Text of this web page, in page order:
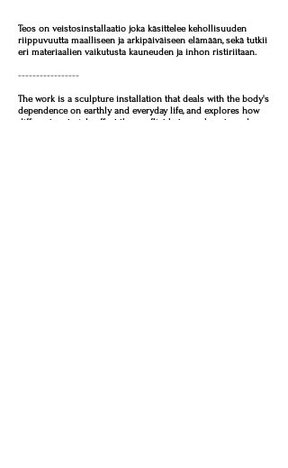
Teos on veistosinstallaatio joka käsittelee kehollisuuden
riippuvuutta maalliseen ja arkipäiväiseen elämään, sekä tutkii
eri materiaalien vaikutusta kauneuden ja inhon ristiriitaan.
-----------------
The work is a sculpture installation that deals with the body's
dependence on earthly and everyday life, and explores how
different materials affect the conflict between beauty and